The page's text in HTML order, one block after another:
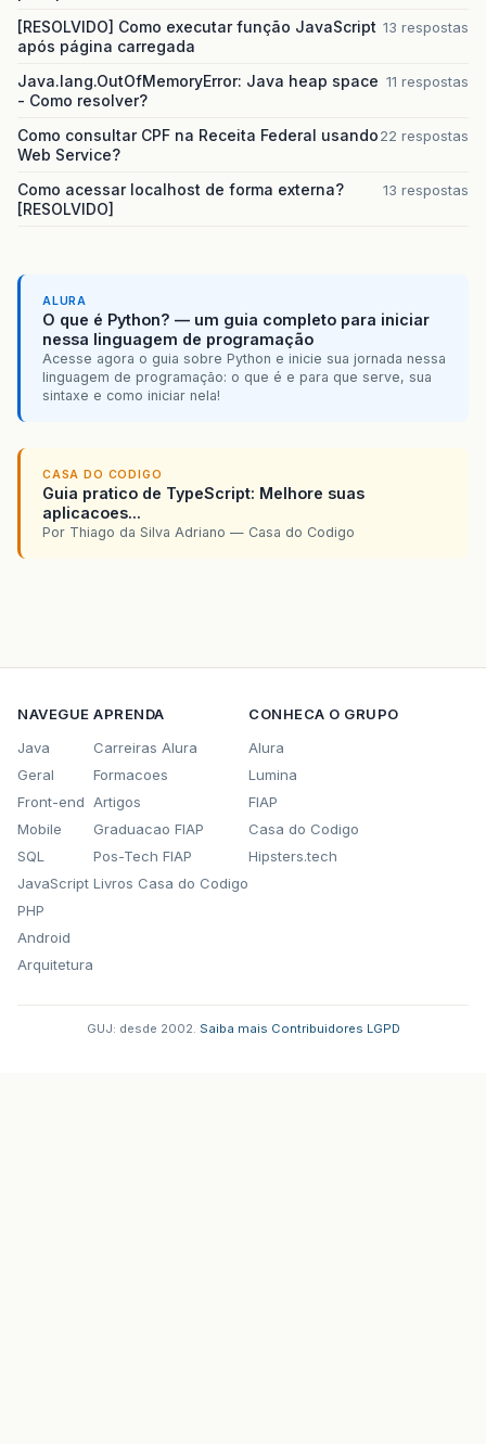
[RESOLVIDO] Como executar função JavaScript
após página carregada
13 respostas
Java.lang.OutOfMemoryError: Java heap space
- Como resolver?
11 respostas
Como consultar CPF na Receita Federal usando
Web Service?
22 respostas
Como acessar localhost de forma externa?
[RESOLVIDO]
13 respostas
ALURA
O que é Python? — um guia completo para iniciar
nessa linguagem de programação
Acesse agora o guia sobre Python e inicie sua jornada nessa
linguagem de programação: o que é e para que serve, sua
sintaxe e como iniciar nela!
CASA DO CODIGO
Guia pratico de TypeScript: Melhore suas
aplicacoes...
Por Thiago da Silva Adriano — Casa do Codigo
NAVEGUE
Java
Geral
Front-end
Mobile
SQL
JavaScript
PHP
Android
Arquitetura
APRENDA
Carreiras Alura
Formacoes
Artigos
Graduacao FIAP
Pos-Tech FIAP
Livros Casa do Codigo
CONHECA O GRUPO
Alura
Lumina
FIAP
Casa do Codigo
Hipsters.tech
GUJ: desde 2002. Saiba mais Contribuidores LGPD